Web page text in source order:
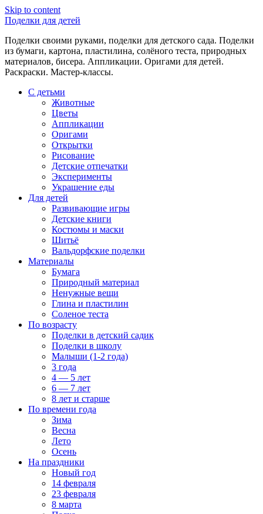
Skip to content
Поделки для детей
Поделки своими руками, поделки для детского сада. Поделки
из бумаги, картона, пластилина, солёного теста, природных
материалов, бисера. Аппликации. Оригами для детей.
Раскраски. Мастер-классы.
С детьми
Животные
Цветы
Аппликации
Оригами
Открытки
Рисование
Детские отпечатки
Эксперименты
Украшение еды
Для детей
Развивающие игры
Детские книги
Костюмы и маски
Шитьё
Вальдорфские поделки
Материалы
Бумага
Природный материал
Ненужные вещи
Глина и пластилин
Соленое теста
По возрасту
Поделки в детский садик
Поделки в школу
Малыши (1-2 года)
3 года
4 — 5 лет
6 — 7 лет
8 лет и старше
По времени года
Зима
Весна
Лето
Осень
На праздники
Новый год
14 февраля
23 февраля
8 марта